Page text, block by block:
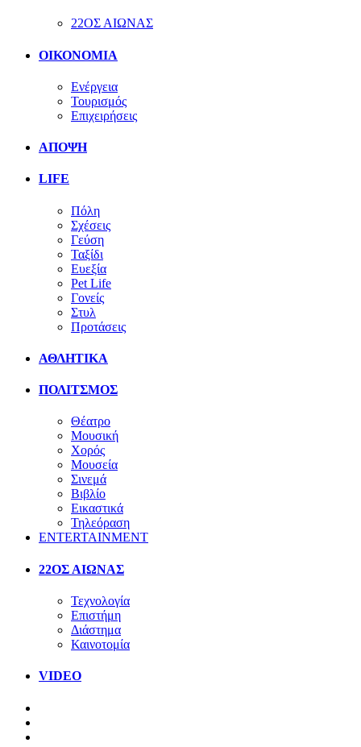
22ΟΣ ΑΙΩΝΑΣ
ΟΙΚΟΝΟΜΙΑ
Ενέργεια
Τουρισμός
Επιχειρήσεις
ΑΠΟΨΗ
LIFE
Πόλη
Σχέσεις
Γεύση
Ταξίδι
Ευεξία
Pet Life
Γονείς
Στυλ
Προτάσεις
ΑΘΛΗΤΙΚΑ
ΠΟΛΙΤΣΜΟΣ
Θέατρο
Μουσική
Χορός
Μουσεία
Σινεμά
Βιβλίο
Εικαστικά
Τηλεόραση
ENTERTAINMENT
22ΟΣ ΑΙΩΝΑΣ
Τεχνολογία
Επιστήμη
Διάστημα
Καινοτομία
VIDEO